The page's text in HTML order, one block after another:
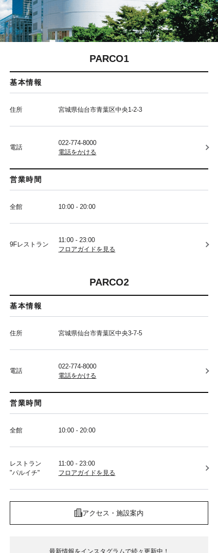
PARCO1
基本情報
住所 宮城県仙台市青葉区中央1-2-3
電話
022-774-8000
電話をかける
営業時間
全館 10:00 - 20:00
9Fレストラン
11:00 - 23:00
フロアガイドを見る
PARCO2
基本情報
住所 宮城県仙台市青葉区中央3-7-5
電話
022-774-8000
電話をかける
営業時間
全館 10:00 - 20:00
レストラン
"パルイチ"
11:00 - 23:00
フロアガイドを見る
アクセス・施設案内
最新情報をインスタグラムで続々更新中！